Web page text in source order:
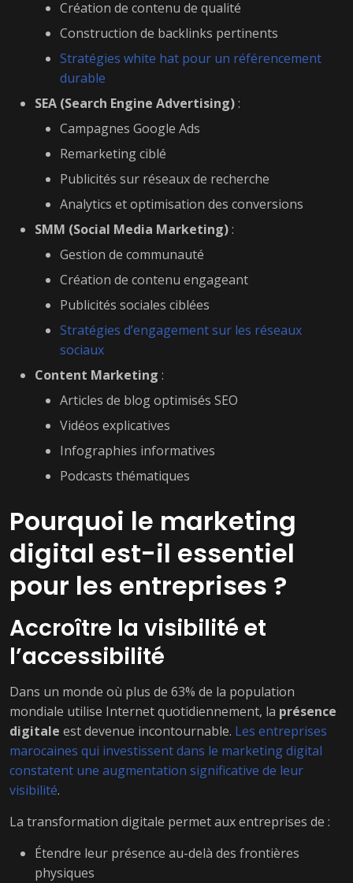
Création de contenu de qualité
Construction de backlinks pertinents
Stratégies white hat pour un référencement
durable
SEA (Search Engine Advertising):
Campagnes Google Ads
Remarketing ciblé
Publicités sur réseaux de recherche
Analytics et optimisation des conversions
SMM (Social Media Marketing):
Gestion de communauté
Création de contenu engageant
Publicités sociales ciblées
Stratégies d’engagement sur les réseaux
sociaux
Content Marketing :
Articles de blog optimisés SEO
Vidéos explicatives
Infographies informatives
Podcasts thématiques
Pourquoi le marketing
digital est-il essentiel
pour les entreprises ?
Accroître la visibilité et
l’accessibilité
Dans un monde où plus de 63% de la population
mondiale utilise Internet quotidiennement, la présence
digitale est devenue incontournable. Les entreprises
marocaines qui investissent dans le marketing digital
constatent une augmentation significative de leur
visibilité.
La transformation digitale permet aux entreprises de :
Étendre leur présence au-delà des frontières
physiques